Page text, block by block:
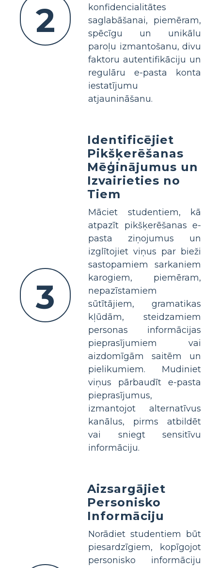
2
konfidencialitātes
saglabāšanai, piemēram,
spēcīgu un unikālu
paroļu izmantošanu, divu
faktoru autentifikāciju un
regulāru e-pasta konta
iestatījumu
atjaunināšanu.
3
Identificējiet
Pikšķerēšanas
Mēģinājumus un
Izvairieties no
Tiem
Māciet studentiem, kā
atpazīt pikšķerēšanas e-
pasta ziņojumus un
izglītojiet viņus par bieži
sastopamiem sarkaniem
karogiem, piemēram,
nepazīstamiem
sūtītājiem, gramatikas
kļūdām, steidzamiem
personas informācijas
pieprasījumiem vai
aizdomīgām saitēm un
pielikumiem. Mudiniet
viņus pārbaudīt e-pasta
pieprasījumus,
izmantojot alternatīvus
kanālus, pirms atbildēt
vai sniegt sensitīvu
informāciju.
Aizsargājiet
Personisko
Informāciju
Norādiet studentiem būt
piesardzīgiem, kopīgojot
personisko informāciju